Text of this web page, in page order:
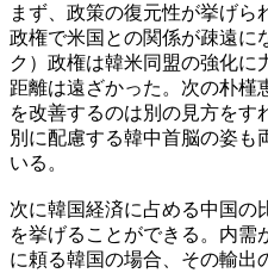
まず、政策の復元性が挙げら
政権で米国との関係が疎遠に
ク）政権は韓米同盟の強化に
距離は遠ざかった。次の朴槿
を改善するのは別の見方をす
別に配慮する韓中首脳の姿も
いる。
次に韓国経済に占める中国の
を挙げることができる。内需
に頼る韓国の場合、その輸出